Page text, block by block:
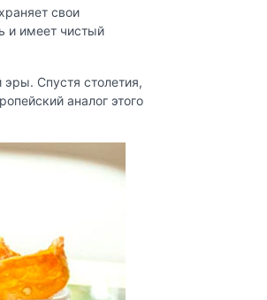
свои
и имеет чистый
Спустя столетия,
аналог этого